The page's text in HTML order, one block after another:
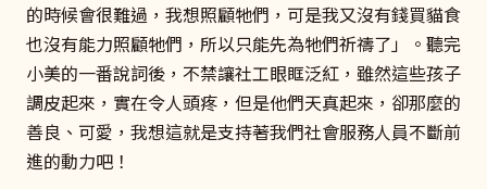
的時候會很難過，我想照顧牠們，可是我又沒有錢買貓食
也沒有能力照顧牠們，所以只能先為牠們祈禱了」。聽完
小美的一番說詞後，不禁讓社工眼眶泛紅，雖然這些孩子
調皮起來，實在令人頭疼，但是他們天真起來，卻那麼的
善良、可愛，我想這就是支持著我們社會服務人員不斷前
進的動力吧！